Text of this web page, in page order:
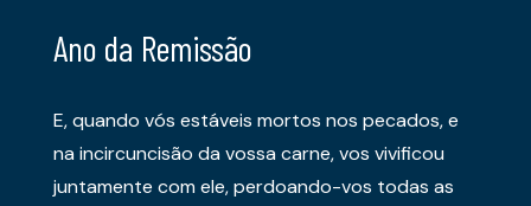
Ano da Remissão
E, quando vós estáveis mortos nos pecados, e
na incircuncisão da vossa carne, vos vivificou
juntamente com ele, perdoando-vos todas as